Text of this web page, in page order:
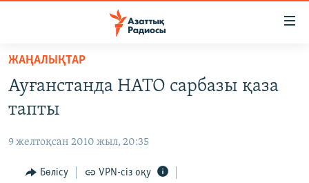
Skip
main
content
to
Navigation
САЯСАТ
ҚАҢТАР ОҚИҒАСЫ
АДАМ ҚҰҚЫҚТАРЫ
ЖАҢАЛЫҚТАР
Ауғанстанда НАТО сарбазы қаза
тапты
9 желтоқсан 2010 жыл, 20:35
Бөлісу VPN-сіз оқу